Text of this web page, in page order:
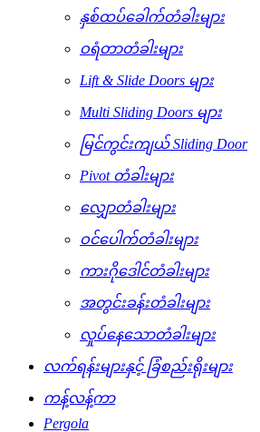
နှစ်ထပ်ခေါက်တံခါးများ
ဝရံတာတံခါးများ
Lift & Slide Doors များ
Multi Sliding Doors များ
မြင်ကွင်းကျယ် Sliding Door
Pivot တံခါးများ
လျှောတံခါးများ
ဝင်ပေါက်တံခါးများ
ကားဂိုဒေါင်တံခါးများ
အတွင်းခန်းတံခါးများ
လှုပ်နေသောတံခါးများ
လက်ရန်းများနှင့် ခြံစည်းရိုးများ
ကန့်လန့်ကာ
Pergola